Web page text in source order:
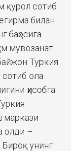
қурол сотиб
билан
баҳосига
мувозанат
Туркия
ола
ҳисобга
маркази
олди –
унинг